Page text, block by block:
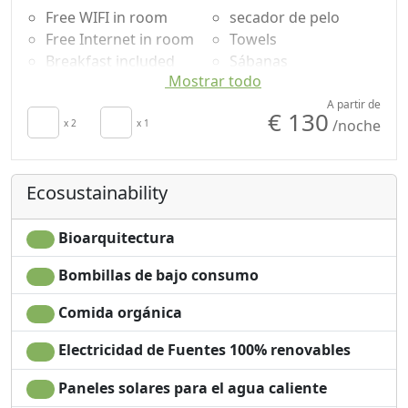
El Casino di Remartello es también un escenario
encantador para eventos y ocasiones especiales: las
salas históricas, con techos abovedados y detalles de
época, crean una atmósfera única que hace que cada
momento sea inolvidable.
Aquí, el tiempo se detiene, la tierra cuenta su historia y
la hospitalidad se convierte en una experiencia
auténtica.
Free WIFI in room
Free Internet in room
Breakfast included
Air conditioning
Crib
secador de pelo
Towels
Sábanas
Shower
Smart TV
Mostrar todo
x 2 x 1
A partir de
€ 130 /noche
Ecosustainability
Bioarquitectura
Bombillas de bajo consumo
Comida orgánica
Electricidad de Fuentes 100% renovables
Paneles solares para el agua caliente